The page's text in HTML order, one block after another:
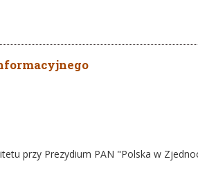
przy Prezydium PAN "Polska w